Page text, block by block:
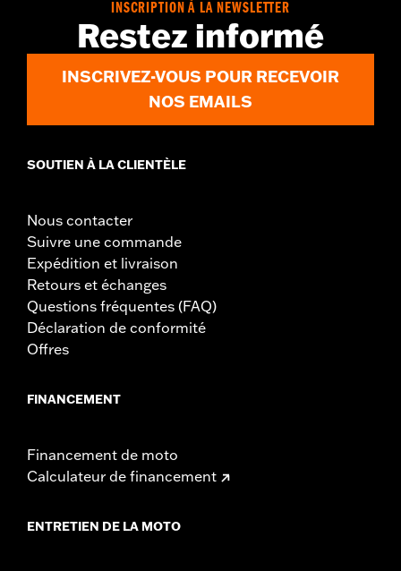
INSCRIPTION À LA NEWSLETTER
Restez informé
INSCRIVEZ-VOUS POUR RECEVOIR
NOS EMAILS
SOUTIEN À LA CLIENTÈLE
Nous contacter
Suivre une commande
Expédition et livraison
Retours et échanges
Questions fréquentes (FAQ)
Déclaration de conformité
Offres
FINANCEMENT
Financement de moto
Calculateur de financement
ENTRETIEN DE LA MOTO